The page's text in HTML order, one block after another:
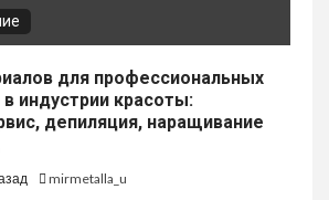
для профессиональных
в индустрии красоты:
депиляция, наращивание
mirmetalla_u